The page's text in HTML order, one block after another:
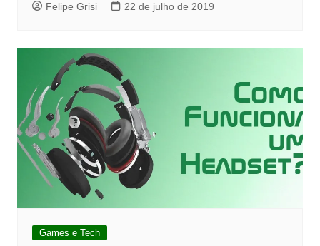
Felipe Grisi 22 de julho de 2019
Games e Tech